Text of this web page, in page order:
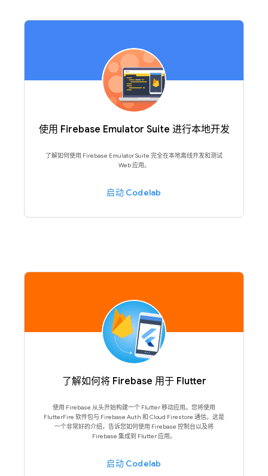
使用 Firebase Emulator Suite 进行本地开发
了解如何使用 Firebase Emulator Suite 完全在本地离线开发和测试
Web 应用。
启动 Codelab
了解如何将 Firebase 用于 Flutter
使用 Firebase 从头开始构建一个 Flutter 移动应用。您将使用
FlutterFire 软件包与 Firebase Auth 和 Cloud Firestore 通信。这是
一个非常好的介绍，告诉您如何使用 Firebase 控制台以及将
Firebase 集成到 Flutter 应用。
启动 Codelab